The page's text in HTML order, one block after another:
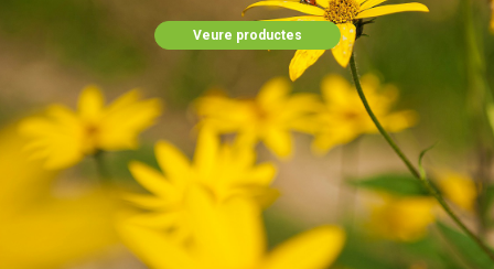
Veure productes